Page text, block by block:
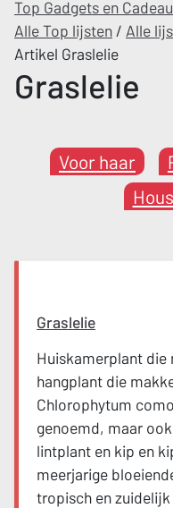
Top Gadgets en
Alle Top lijsten / Alle
Artikel Graslelie
Graslelie
Voor haar
Graslelie
Huiskamerplant die
hangplant die
Chlorophytum
genoemd, maar
lintplant en kip en
meerjarige
tropisch en